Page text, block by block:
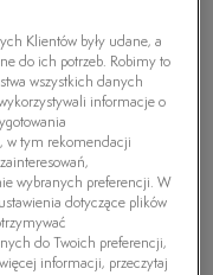
Klientów były udane, a
do ich potrzeb. Robimy to
wszystkich danych
informacje o
w tym rekomendacji
wybranych preferencji. W
dotyczące plików
do Twoich preferencji,
informacji, przeczytaj